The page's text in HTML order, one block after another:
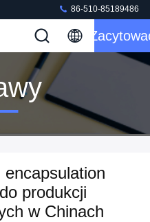
86-510-85189486
produkcji
w Chinach